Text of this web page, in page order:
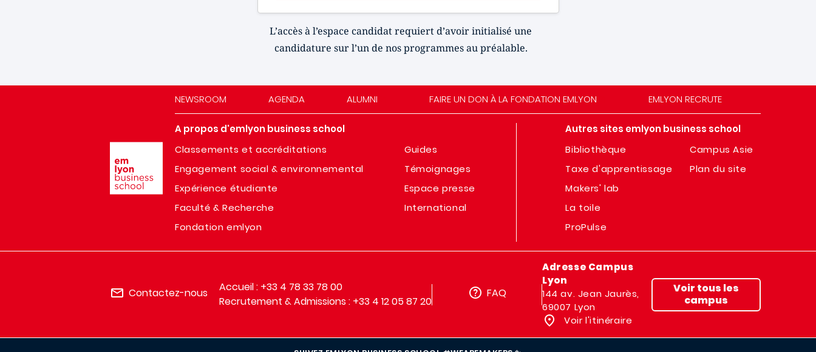
L’accès à l’espace candidat requiert d’avoir initialisé une
candidature sur l’un de nos programmes au préalable.
NEWSROOM AGENDA ALUMNI FAIRE UN DON À LA FONDATION EMLYON EMLYON RECRUTE
A propos d'emlyon business school
Classements et accréditations
Engagement social & environnemental
Expérience étudiante
Faculté & Recherche
Fondation emlyon
Guides
Témoignages
Espace presse
International
Autres sites emlyon business school
Bibliothèque
Taxe d'apprentissage
Makers' lab
La toile
ProPulse
Campus Asie
Plan du site
Contactez-nous
Accueil : +33 4 78 33 78 00
Recrutement & Admissions : +33 4 12 05 87 20
FAQ
Adresse Campus
Lyon
144 av. Jean Jaurès,
69007 Lyon
Voir l'itinéraire
Voir tous les
campus